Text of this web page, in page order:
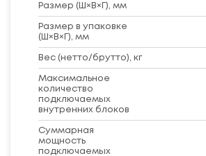
Размер (Ш×В×Г), мм
Размер в упаковке
(Ш×В×Г), мм
Вес (нетто/брутто), кг
Максимальное
количество
подключаемых
внутренних блоков
Суммарная
мощность
подключаемых